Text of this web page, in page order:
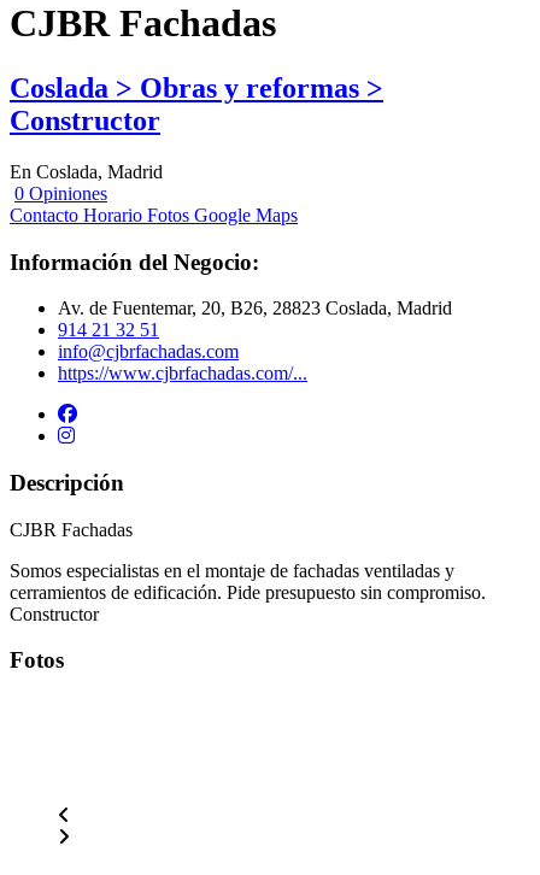
CJBR Fachadas
Coslada > Obras y reformas >
Constructor
En Coslada, Madrid
0 Opiniones
Contacto Horario Fotos Google Maps
Información del Negocio:
Av. de Fuentemar, 20, B26, 28823 Coslada, Madrid
914 21 32 51
info@cjbrfachadas.com
https://www.cjbrfachadas.com/...
Descripción
CJBR Fachadas
Somos especialistas en el montaje de fachadas ventiladas y
cerramientos de edificación. Pide presupuesto sin compromiso.
Constructor
Fotos